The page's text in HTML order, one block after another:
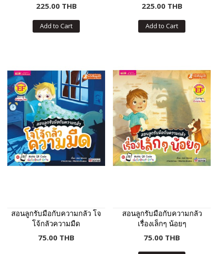
225.00 THB
Add to Cart
225.00 THB
Add to Cart
สอนลูกรับมือกับความกลัว โจ
โจ้กลัวความมืด
75.00 THB
สอนลูกรับมือกับความกลัว
เรื่องเล็กๆ น้อยๆ
75.00 THB